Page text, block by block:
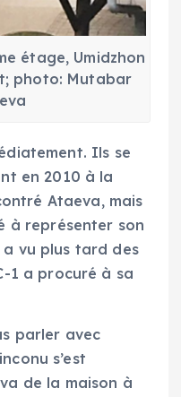
étage, Umidzhon
photo: Mutabar
Ils se
en 2010 à la
Ataeva, mais
à représenter son
vu plus tard des
1 a procuré à sa
parler avec
s’est
de la maison à